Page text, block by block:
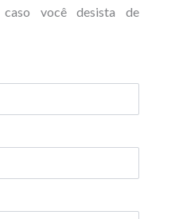
caso você desista de